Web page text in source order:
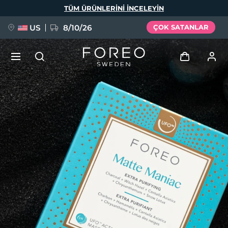
TÜM ÜRÜNLERINI INCELEYIN
US 8/10/26 ÇOK SATANLAR
Kullanici profi̇li̇
Cihazlarım
Siparişlerim
Adresim
Aboneliklerim
YENİ
FAQ™ Pure Beauty-Tech Elixir
BREAKING NEWS
issa™ Teeth Whitening Set
Dil Seçimi
English Deutsch
Español
Français
Italiano
Português
Polski
Svenska
Русский
Türkçe
简体中文 繁體中文